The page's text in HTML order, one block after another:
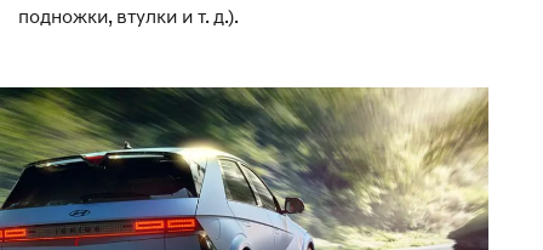
подножки, втулки и т. д.).